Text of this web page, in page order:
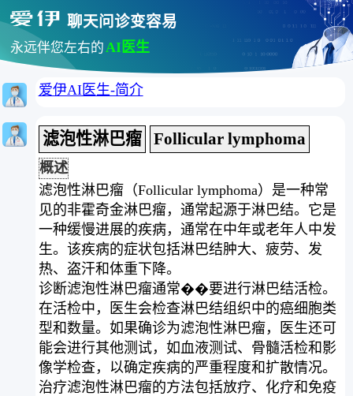
聊天问诊变容易
永远伴您左右的AI医生
爱伊AI医生-简介
滤泡性淋巴瘤 Follicular lymphoma
概述
滤泡性淋巴瘤（Follicular lymphoma）是一种常
见的非霍奇金淋巴瘤，通常起源于淋巴结。它是
一种缓慢进展的疾病，通常在中年或老年人中发
生。该疾病的症状包括淋巴结肿大、疲劳、发
热、盗汗和体重下降。
诊断滤泡性淋巴瘤通常��要进行淋巴结活检。
在活检中，医生会检查淋巴结组织中的癌细胞类
型和数量。如果确诊为滤泡性淋巴瘤，医生还可
能会进行其他测试，如血液测试、骨髓活检和影
像学检查，以确定疾病的严重程度和扩散情况。
治疗滤泡性淋巴瘤的方法包括放疗、化疗和免疫